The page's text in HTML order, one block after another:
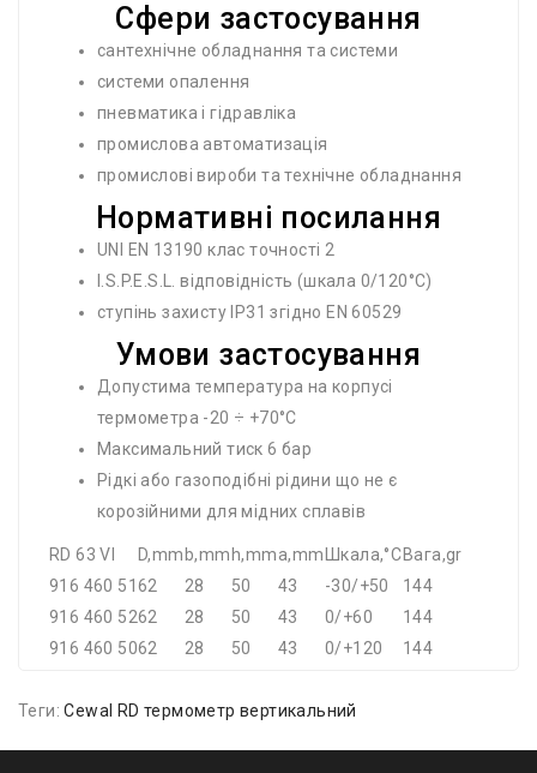
Сфери застосування
сантехнічне обладнання та системи
системи опалення
пневматика і гідравліка
промислова автоматизація
промислові вироби та технічне обладнання
Нормативні посилання
UNI EN 13190 клас точності 2
I.S.P.E.S.L. відповідність (шкала 0/120°C)
ступінь захисту IP31 згідно EN 60529
Умови застосування
Допустима температура на корпусі
термометра -20 ÷ +70°С
Максимальний тиск 6 бар
Рідкі або газоподібні рідини що не є
корозійними для мідних сплавів
RD 63 VI D,mm b,mm h,mma,mm Шкала,°C Вага,gr
916 460 51 62 28 50 43 -30/+50
144
916 460 5262 28 50 43 0/+60
144
916 460 5062 28 50 43 0/+120 144
Теги:Cewal RD термометр вертикальний